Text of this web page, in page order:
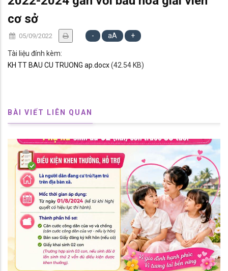
cơ sở
05/09/2022 - aA +
Tài liệu đính kèm:
KH TT BAU CU TRUONG ap.docx(42.54 KB)
BÀI VIẾT LIÊN QUAN